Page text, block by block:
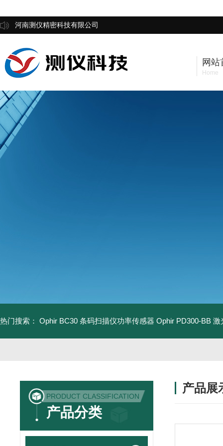
河南测仪精密科技有限公司
网站
Home
热门搜索： Ophir BC30 条码扫描仪功率传感器 Ophir PD300-BB
PRODUCT CLASSIFICATION
产品分类
产品展